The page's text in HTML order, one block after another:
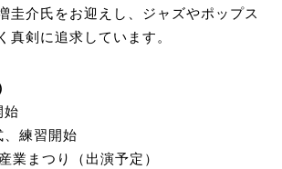
圭介氏をお迎えし、ジャズやポップス
真剣に追求しています。
練習開始
まつり（出演予定）